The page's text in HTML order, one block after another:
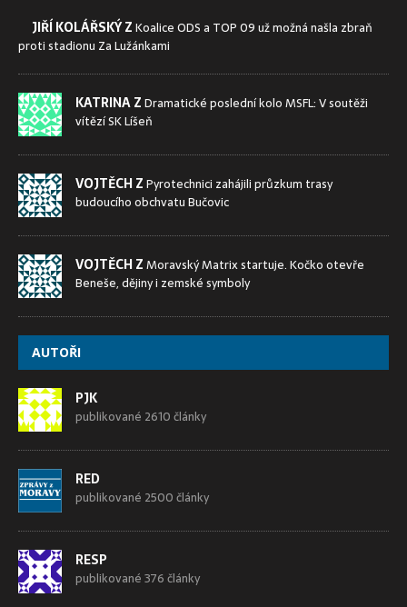
JIŘÍ KOLÁŘSKÝ ZKoalice ODS a TOP 09 už možná našla zbraň
proti stadionu Za Lužánkami
KATRINA ZDramatické poslední kolo MSFL: V soutěži
vítězí SK Líšeň
VOJTĚCH ZPyrotechnici zahájili průzkum trasy
budoucího obchvatu Bučovic
VOJTĚCH ZMoravský Matrix startuje. Kočko otevře
Beneše, dějiny i zemské symboly
AUTOŘI
PJK
publikované 2610 články
RED
publikované 2500 články
RESP
publikované 376 články